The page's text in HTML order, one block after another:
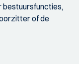
bestuursfuncties,
of de